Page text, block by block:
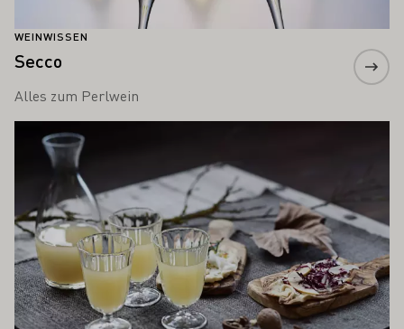
WEINWISSEN
Secco
Alles zum Perlwein
Mehr erfahren